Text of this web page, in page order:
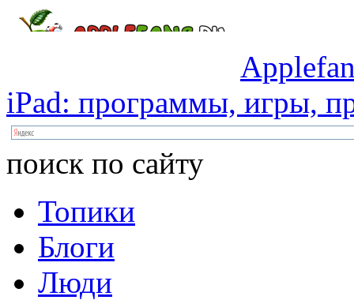
iPad: программы, игры,
поиск по сайту
Топики
Блоги
Люди